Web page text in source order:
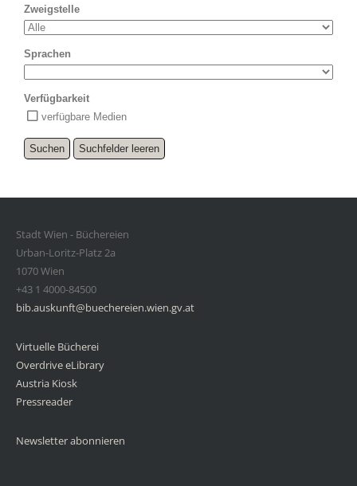
Zweigstelle
Sprachen
Verfügbarkeit
verfügbare Medien
Stadt Wien - Büchereien
Urban-Loritz-Platz 2a
1070 Wien
+43 1 4000-84500
bib.auskunft@buechereien.wien.gv.at
Virtuelle Bücherei
Overdrive eLibrary
Austria Kiosk
Pressreader
Newsletter abonnieren